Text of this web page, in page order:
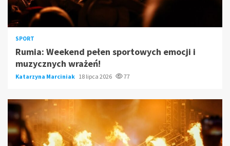
SPORT
Rumia: Weekend pełen sportowych emocji i
muzycznych wrażeń!
Katarzyna Marciniak 18 lipca 2026 77